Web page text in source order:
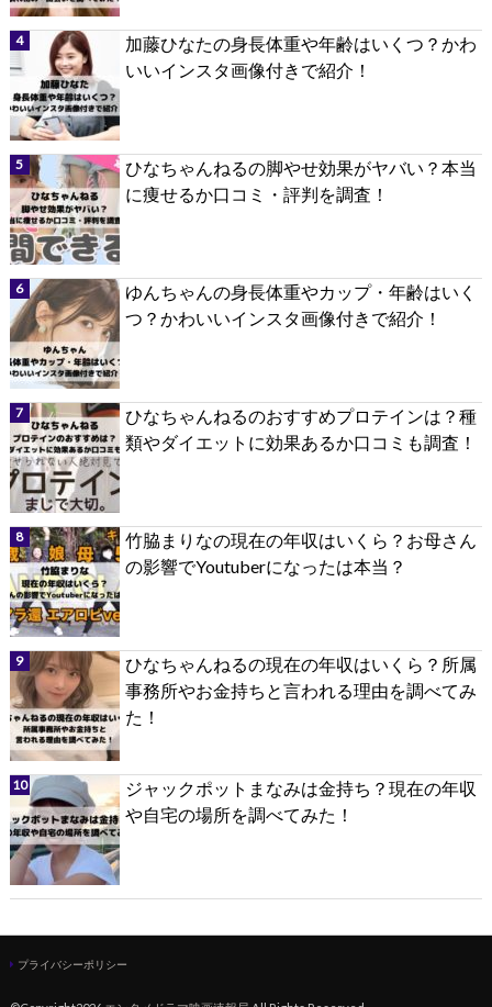
加藤ひなたの身長体重や年齢はいくつ？かわ
いいインスタ画像付きで紹介！
ひなちゃんねるの脚やせ効果がヤバい？本当
に痩せるか口コミ・評判を調査！
ゆんちゃんの身長体重やカップ・年齢はいく
つ？かわいいインスタ画像付きで紹介！
ひなちゃんねるのおすすめプロテインは？種
類やダイエットに効果あるか口コミも調査！
竹脇まりなの現在の年収はいくら？お母さん
の影響でYoutuberになったは本当？
ひなちゃんねるの現在の年収はいくら？所属
事務所やお金持ちと言われる理由を調べてみ
た！
ジャックポットまなみは金持ち？現在の年収
や自宅の場所を調べてみた！
プライバシーポリシー